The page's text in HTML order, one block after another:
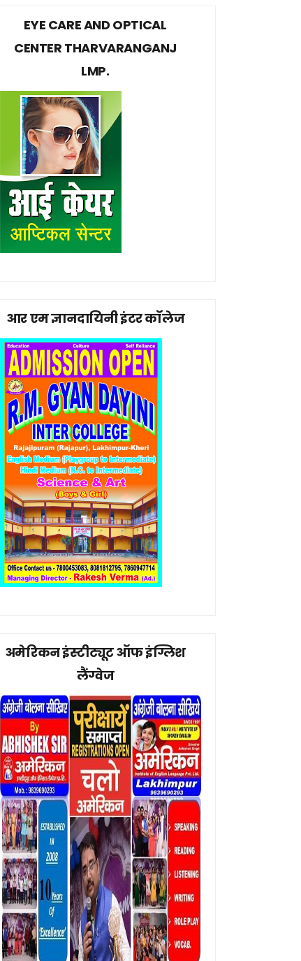
EYE CARE AND OPTICAL
CENTER THARVARANGANJ
LMP.
आर एम ज्ञानदायिनी इंटर कॉलेज
अमेरिकन इंस्टीट्यूट ऑफ इंग्लिश
लैंग्वेज